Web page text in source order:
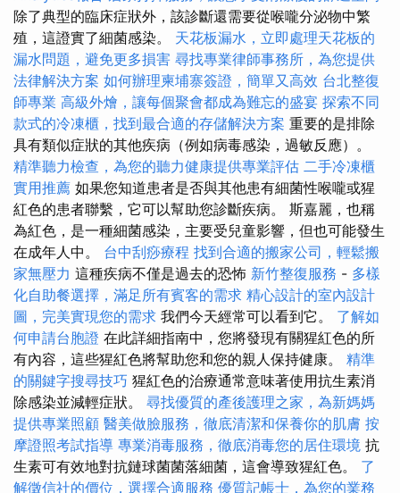
除了典型的臨床症狀外，該診斷還需要從喉嚨分泌物中繁
殖，這證實了細菌感染。 天花板漏水，立即處理天花板的
漏水問題，避免更多損害 尋找專業律師事務所，為您提供
法律解決方案 如何辦理柬埔寨簽證，簡單又高效 台北整復
師專業 高級外燴，讓每個聚會都成為難忘的盛宴 探索不同
款式的冷凍櫃，找到最合適的存儲解決方案 重要的是排除
具有類似症狀的其他疾病（例如病毒感染，過敏反應）。
精準聽力檢查，為您的聽力健康提供專業評估 二手冷凍櫃
實用推薦 如果您知道患者是否與其他患有細菌性喉嚨或猩
紅色的患者聯繫，它可以幫助您診斷疾病。 斯嘉麗，也稱
為紅色，是一種細菌感染，主要受兒童影響，但也可能發生
在成年人中。 台中刮痧療程 找到合適的搬家公司，輕鬆搬
家無壓力 這種疾病不僅是過去的恐怖 新竹整復服務 - 多樣
化自助餐選擇，滿足所有賓客的需求 精心設計的室內設計
圖，完美實現您的需求 我們今天經常可以看到它。 了解如
何申請台胞證 在此詳細指南中，您將發現有關猩紅色的所
有內容，這些猩紅色將幫助您和您的親人保持健康。 精準
的關鍵字搜尋技巧 猩紅色的治療通常意味著使用抗生素消
除感染並減輕症狀。 尋找優質的產後護理之家，為新媽媽
提供專業照顧 醫美做臉服務，徹底清潔和保養你的肌膚 按
摩證照考試指導 專業消毒服務，徹底消毒您的居住環境 抗
生素可有效地對抗鏈球菌菌落細菌，這會導致猩紅色。 了
解徵信社的價位，選擇合適服務 優質記帳士，為您的業務